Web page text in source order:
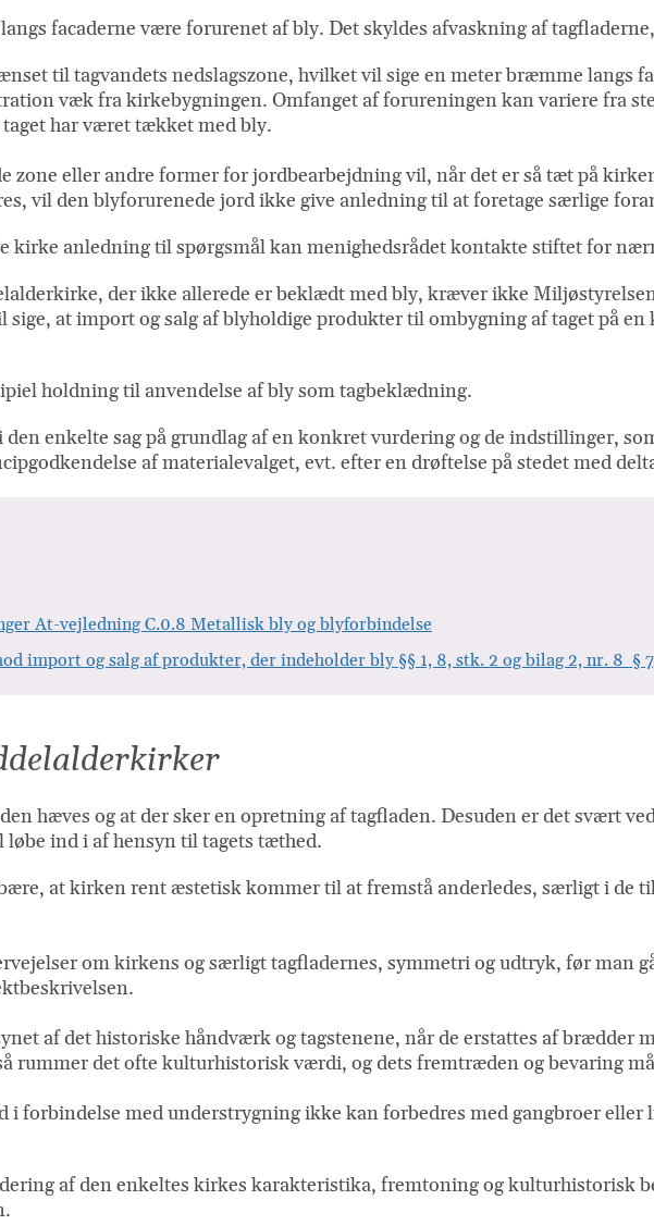
facaderne være forurenet af bly. Det skyldes afvaskning af
til tagvandets nedslagszone, hvilket vil sige en meter bræmme langs
væk fra kirkebygningen. Omfanget af forureningen kan variere fra
har været tækket med bly.
zone eller andre former for jordbearbejdning vil, når det er så tæt på
vil den blyforurenede jord ikke give anledning til at foretage særlige
kirke anledning til spørgsmål kan menighedsrådet kontakte stiftet for
der ikke allerede er beklædt med bly, kræver ikke
at import og salg af blyholdige produkter til ombygning af taget på
holdning til anvendelse af bly som tagbeklædning.
enkelte sag på grundlag af en konkret vurdering og de indstillinger,
af materialevalget, evt. efter en drøftelse på stedet med
At-vejledning C.0.8 Metallisk bly og blyforbindelse
import og salg af produkter, der indeholder bly §§ 1, 8, stk. 2 og bilag 2, nr. 8 §
hæves og at der sker en opretning af tagfladen. Desuden er det svært
løbe ind i af hensyn til tagets tæthed.
at kirken rent æstetisk kommer til at fremstå anderledes, særligt i de
om kirkens og særligt tagfladernes, symmetri og udtryk, før man
af det historiske håndværk og tagstenene, når de erstattes af
rummer det ofte kulturhistorisk værdi, og dets fremtræden og bevaring
forbindelse med understrygning ikke kan forbedres med gangbroer eller
af den enkeltes kirkes karakteristika, fremtoning og kulturhistorisk